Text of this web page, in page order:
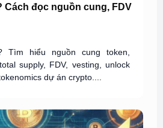
Cách đọc nguồn cung, FDV
Tìm hiểu nguồn cung token,
supply, FDV, vesting, unlock
dự án crypto....